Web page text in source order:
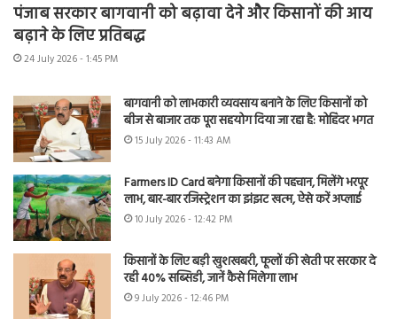
पंजाब सरकार बागवानी को बढ़ावा देने और किसानों की आय
बढ़ाने के लिए प्रतिबद्ध
24 July 2026 - 1:45 PM
बागवानी को लाभकारी व्यवसाय बनाने के लिए किसानों को
बीज से बाजार तक पूरा सहयोग दिया जा रहा है: मोहिंदर भगत
15 July 2026 - 11:43 AM
Farmers ID Card बनेगा किसानों की पहचान, मिलेंगे भरपूर
लाभ, बार-बार रजिस्ट्रेशन का झंझट खत्म, ऐसे करें अप्लाई
10 July 2026 - 12:42 PM
किसानों के लिए बड़ी खुशखबरी, फूलों की खेती पर सरकार दे
रही 40% सब्सिडी, जानें कैसे मिलेगा लाभ
9 July 2026 - 12:46 PM